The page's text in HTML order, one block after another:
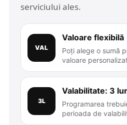
serviciului ales.
VAL
Valoare flexibilă
Poți alege o sumă
valoare
3L
Valabilitate: 3
Programarea
perioada de